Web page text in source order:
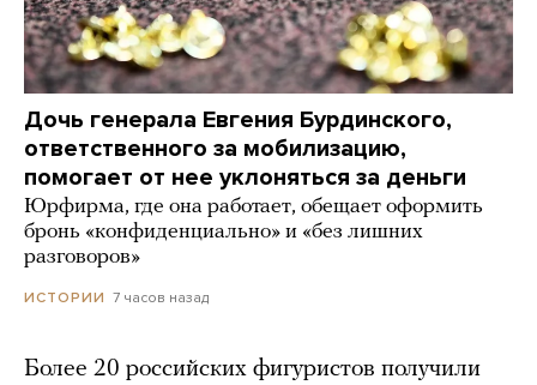
Дочь генерала Евгения Бурдинского,
ответственного за мобилизацию,
помогает от нее уклоняться за деньги
Юрфирма, где она работает, обещает оформить
бронь «конфиденциально» и «без лишних
разговоров»
ИСТОРИИ 7 часов назад
Более 20 российских фигуристов получили